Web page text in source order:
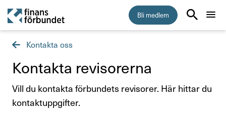
Bli medlem
Kontakta oss
Kontakta revi­so­rerna
Vill du kontakta förbundets revisorer. Här hittar du
kontaktuppgifter.